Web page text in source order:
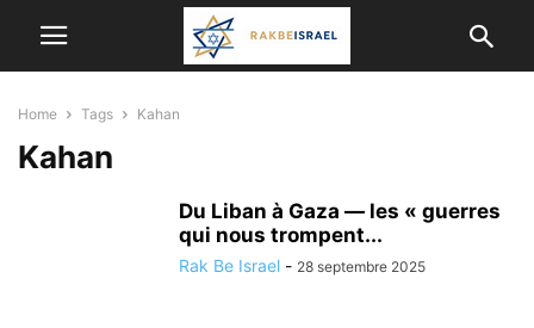
Home Tags Kahan
Kahan
Du Liban à Gaza — les « guerres
qui nous trompent...
Rak Be Israel - 28 septembre 2025